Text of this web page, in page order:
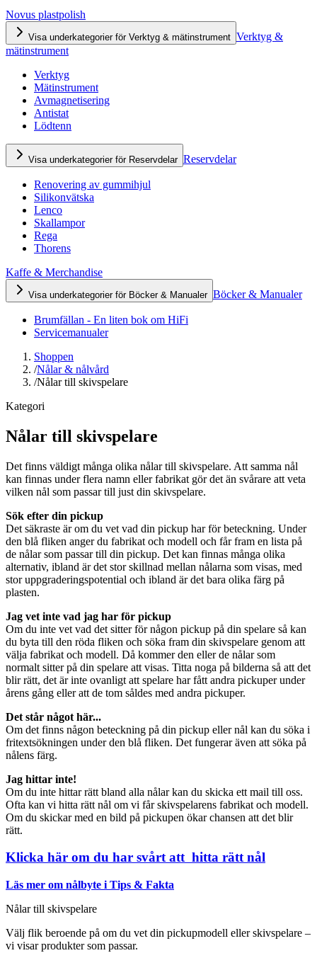
Novus plastpolish
Visa underkategorier för Verktyg & mätinstrument Verktyg &
mätinstrument
Verktyg
Mätinstrument
Avmagnetisering
Antistat
Lödtenn
Visa underkategorier för Reservdelar Reservdelar
Renovering av gummihjul
Silikonvätska
Lenco
Skallampor
Rega
Thorens
Kaffe & Merchandise
Visa underkategorier för Böcker & Manualer Böcker & Manualer
Brumfällan - En liten bok om HiFi
Servicemanualer
Shoppen
/Nålar & nålvård
/Nålar till skivspelare
Kategori
Nålar till skivspelare
Det finns väldigt många olika nålar till skivspelare. Att samma nål
kan finnas under flera namn eller fabrikat gör det än svårare att veta
vilken nål som passar till just din skivspelare.
Sök efter din pickup
Det säkraste är om du vet vad din pickup har för beteckning. Under
den blå fliken anger du fabrikat och modell och får fram en lista på
de nålar som passar till din pickup. Det kan finnas många olika
alternativ, ibland är det stor skillnad mellan nålarna som visas, med
stor uppgraderingspotential och ibland är det bara olika färg på
plasten.
Jag vet inte vad jag har för pickup
Om du inte vet vad det sitter för någon pickup på din spelare så kan
du byta till den röda fliken och söka fram din skivspelare genom att
välja fabrikat och modell. Då kommer den eller de nålar som
normalt sitter på din spelare att visas. Titta noga på bilderna så att det
blir rätt, det är inte ovanligt att spelare har fått andra pickuper under
årens gång eller att de tom såldes med andra pickuper.
Det står något här...
Om det finns någon beteckning på din pickup eller nål kan du söka i
fritextsökningen under den blå fliken. Det fungerar även att söka på
nålens färg.
Jag hittar inte!
Om du inte hittar rätt bland alla nålar kan du skicka ett mail till oss.
Ofta kan vi hitta rätt nål om vi får skivspelarens fabrikat och modell.
Om du skickar med en bild på pickupen ökar chansen att det blir
rätt.
Klicka här om du har svårt att hitta rätt nål
Läs mer om nålbyte i Tips & Fakta
Nålar till skivspelare
Välj flik beroende på om du vet din pickupmodell eller skivspelare –
vi visar produkter som passar.